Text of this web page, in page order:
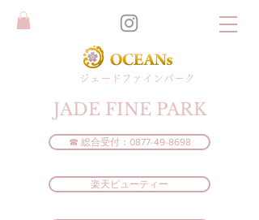
​ジェードファインパーク
JADE FINE PARK
☎ 総合受付：0877-49-8698
楽天ビューティー